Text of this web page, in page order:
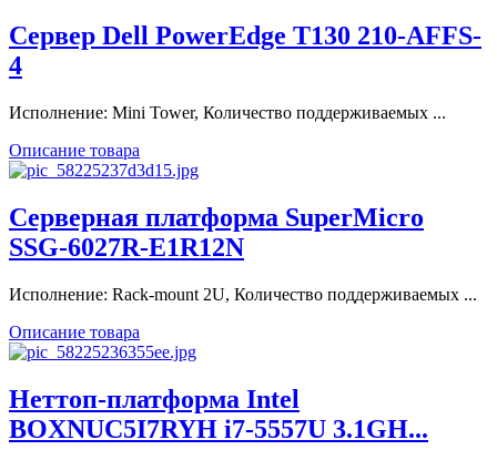
Сервер Dell PowerEdge T130 210-AFFS-
4
Исполнение: Mini Tower, Количество поддерживаемых ...
Описание товара
Серверная платформа SuperMicro
SSG-6027R-E1R12N
Исполнение: Rack-mount 2U, Количество поддерживаемых ...
Описание товара
Неттоп-платформа Intel
BOXNUC5I7RYH i7-5557U 3.1GH...